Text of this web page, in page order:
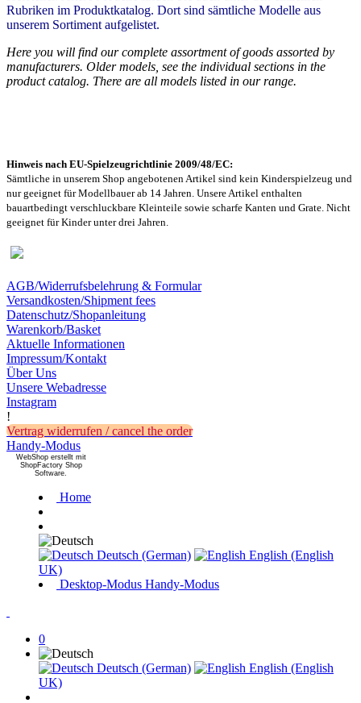
Rubriken im Produktkatalog. Dort sind sämtliche Modelle aus
unserem Sortiment aufgelistet.
Here you will find our complete assortment of goods assorted by
manufacturers. Older models , see the individual sections in the
product catalog. There are all models listed in our range.
Hinweis nach EU-Spielzeugrichtlinie 2009/48/EC:
Sämtliche in unserem Shop angebotenen Artikel sind kein Kinderspielzeug und
nur geeignet für Modellbauer ab 14 Jahren. Unsere Artikel enthalten
bauartbedingt verschluckbare Kleinteile sowie scharfe Kanten und Grate. Nicht
geeignet für Kinder unter drei Jahren.
AGB/Widerrufsbelehrung & Formular
Versandkosten/Shipment fees
Datenschutz/Shopanleitung
Warenkorb/Basket
Aktuelle Informationen
Impressum/Kontakt
Über Uns
Unsere Webadresse
Instagram
!
Vertrag widerrufen / cancel the order
Handy-Modus
WebShop erstellt mit
ShopFactory Shop
Software.
Home
Deutsch (German)
English (English
UK)
Desktop-Modus Handy-Modus
0
Deutsch (German)
English (English
UK)